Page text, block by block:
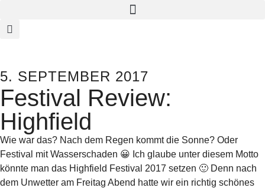
5. SEPTEMBER 2017
Festival Review:
Highfield
Wie war das? Nach dem Regen kommt die Sonne? Oder
Festival mit Wasserschaden 😀 Ich glaube unter diesem Motto
könnte man das Highfield Festival 2017 setzen 🙂 Denn nach
dem Unwetter am Freitag Abend hatte wir ein richtig schönes